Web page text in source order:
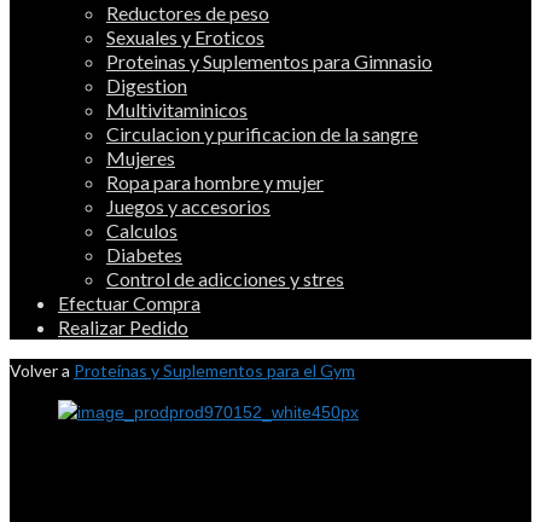
Reductores de peso
Sexuales y Eroticos
Proteinas y Suplementos para Gimnasio
Digestion
Multivitaminicos
Circulacion y purificacion de la sangre
Mujeres
Ropa para hombre y mujer
Juegos y accesorios
Calculos
Diabetes
Control de adicciones y stres
Efectuar Compra
Realizar Pedido
Volver a Proteínas y Suplementos para el Gym